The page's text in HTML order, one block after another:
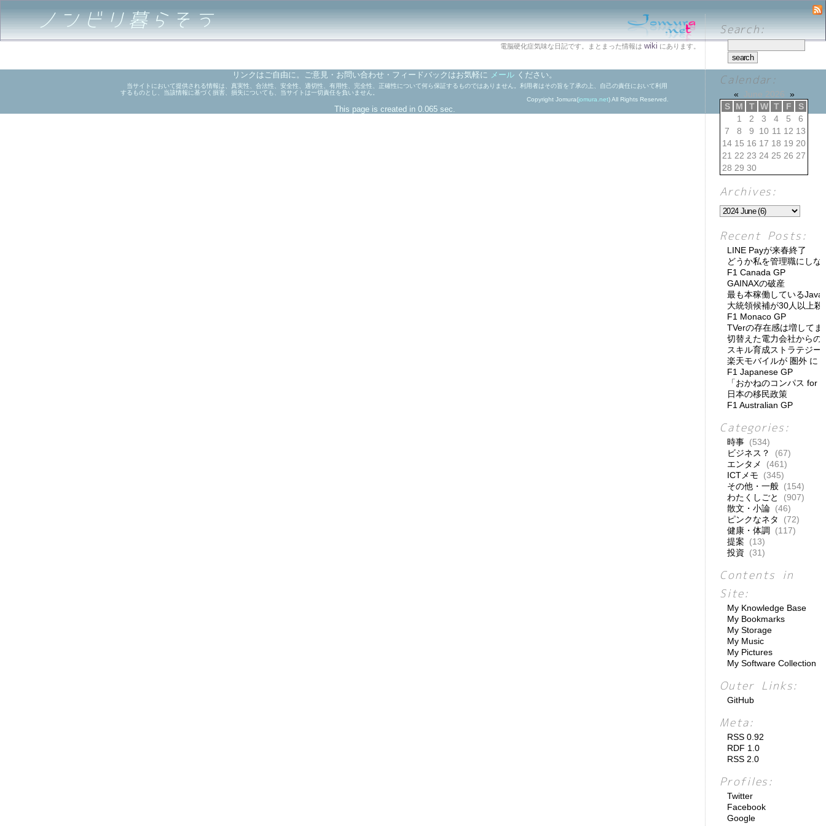
ノンビリ暮らそう
電脳硬化症気味な日記です。まとまった情報は wiki にあります。
Search:
Calendar:
« June 2026 »
S
M T W T F
S
1
2 3 4 5
6
7
8 9 10 11 12 13
14 15 16 17 18 19 20
21 22 23 24 25 26 27
28 29 30
Archives:
Recent Posts:
LINE Payが来春終了
どうか私を管理職にしな
F1 Canada GP
GAINAXの破産
最も本稼働している
大統領候補が30人以上殺
F1 Monaco GP
TVerの存在感は増してま
切替えた電力会社からの
スキル育成ストラテジー
楽天モバイルが 圏外 に
F1 Japanese GP
「おかねのコンパス for
日本の移民政策
F1 Australian GP
Categories:
時事 (534)
ビジネス？
(67)
エンタメ
(461)
ICTメモ (345)
その他・一般 (154)
わたくしごと
(907)
散文・小論 (46)
ピンクなネタ
(72)
健康・体調
(117)
提案 (13)
投資 (31)
Contents in
Site:
My Knowledge Base
My Bookmarks
My Storage
My Music
My Pictures
My Software Collection
Outer Links:
GitHub
Meta:
RSS 0.92
RDF 1.0
RSS 2.0
Profiles:
Twitter
Facebook
Google
リンクはご自由に。ご意見・お問い合わせ・フィードバックはお気軽に メール ください。
当サイトにおいて提供される情報は、真実性、合法性、安全性、適切性、有用性、完全性、正確性について何ら保証するものではありません。利用者はその旨を了承の上、自己の責任において利用
するものとし、当該情報に基づく損害、損失についても、当サイトは一切責任を負いません。
Copyright Jomura(jomura.net) All Rights Reserved.
This page is created in 0.065 sec.